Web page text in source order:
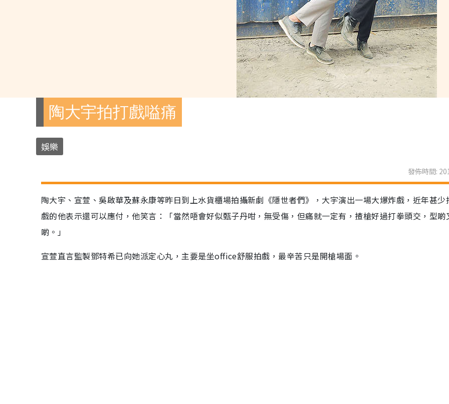
陶大宇拍打戲嗌痛
娛樂
發佈時間:
陶大宇、宣萱、吳啟華及蘇永康等昨日到上水貨櫃場拍攝新劇《隱世者們》，大宇演出一場大爆炸戲，近年甚少
戲的他表示還可以應付，他笑言：「當然唔會好似甄子丹咁，無受傷，但痛就一定有，揸槍好過打拳頭交，型啲
啲。」
宣萱直言監製鄧特希已向她派定心丸，主要是坐office舒服拍戲，最辛苦只是開槍場面。